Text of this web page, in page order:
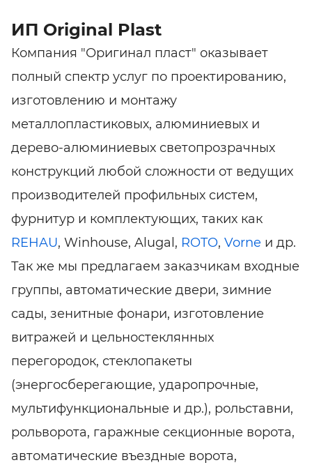
ИП Original Plast
Компания "Оригинал пласт" оказывает
полный спектр услуг по проектированию,
изготовлению и монтажу
металлопластиковых, алюминиевых и
дерево-алюминиевых светопрозрачных
конструкций любой сложности от ведущих
производителей профильных систем,
фурнитур и комплектующих, таких как
REHAU, Winhouse, Alugal, ROTO, Vorne и др.
Так же мы предлагаем заказчикам входные
группы, автоматические двери, зимние
сады, зенитные фонари, изготовление
витражей и цельностеклянных
перегородок, стеклопакеты
(энергосберегающие, ударопрочные,
мультифункциональные и др.), рольставни,
рольворота, гаражные секционные ворота,
автоматические въездные ворота,